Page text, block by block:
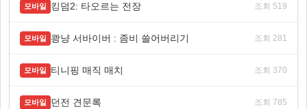
모바일 킹덤2: 타오르는 전장 조회 519
모바일 쾅냥 서바이버 : 좀비 쓸어버리기 조회 281
모바일 티니핑 매직 매치 조회 370
모바일 던전 견문록 조회 785